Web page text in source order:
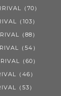
（70）
（103）
（88）
（54）
（60）
（46）
（53）